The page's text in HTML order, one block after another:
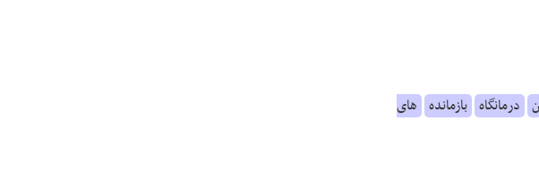
درمانگاه بازمانده های